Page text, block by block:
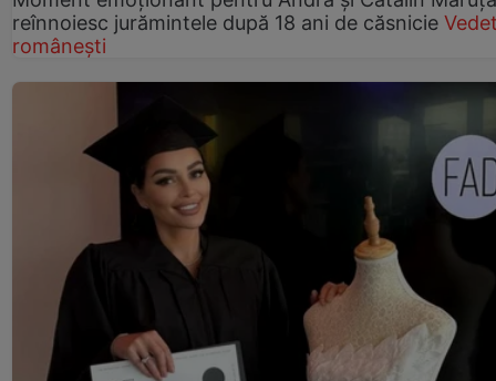
reînnoiesc jurămintele după 18 ani de căsnicie
românești